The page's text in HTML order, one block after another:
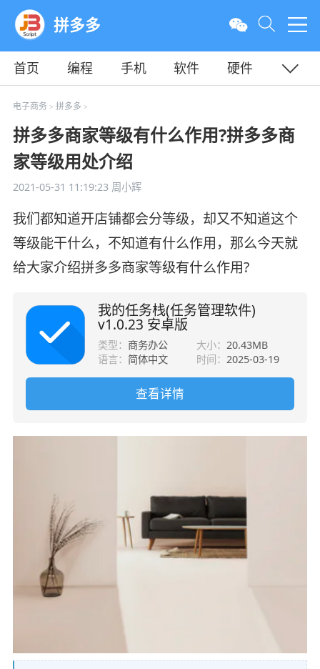
拼多多
首页 编程 手机 软件
硬件
教程
平面
电子商务 > 拼多多 >
拼多多商家等级有什么作用?拼多多商
家等级用处介绍
2021-05-31 11:19:23周小辉
我们都知道开店铺都会分等级，却又不知道这个
等级能干什么，不知道有什么作用，那么今天就
给大家介绍拼多多商家等级有什么作用?
我的任务栈(任务管理软件)
v1.0.23 安卓版
类型： 商务办公 大小： 20.43MB
语言： 简体中文 时间： 2025-03-19
查看详情